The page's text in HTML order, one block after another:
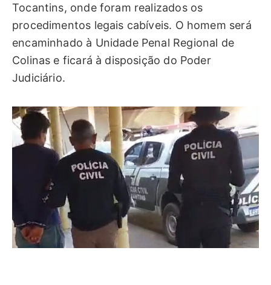
Tocantins, onde foram realizados os
procedimentos legais cabíveis. O homem será
encaminhado à Unidade Penal Regional de
Colinas e ficará à disposição do Poder
Judiciário.